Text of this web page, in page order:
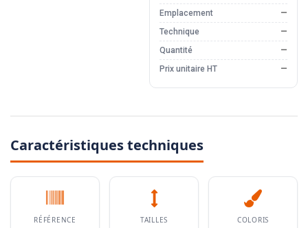
Emplacement
—
Technique
—
Quantité
—
Prix unitaire HT
—
Caractéristiques techniques
RÉFÉRENCE TAILLES COLORIS